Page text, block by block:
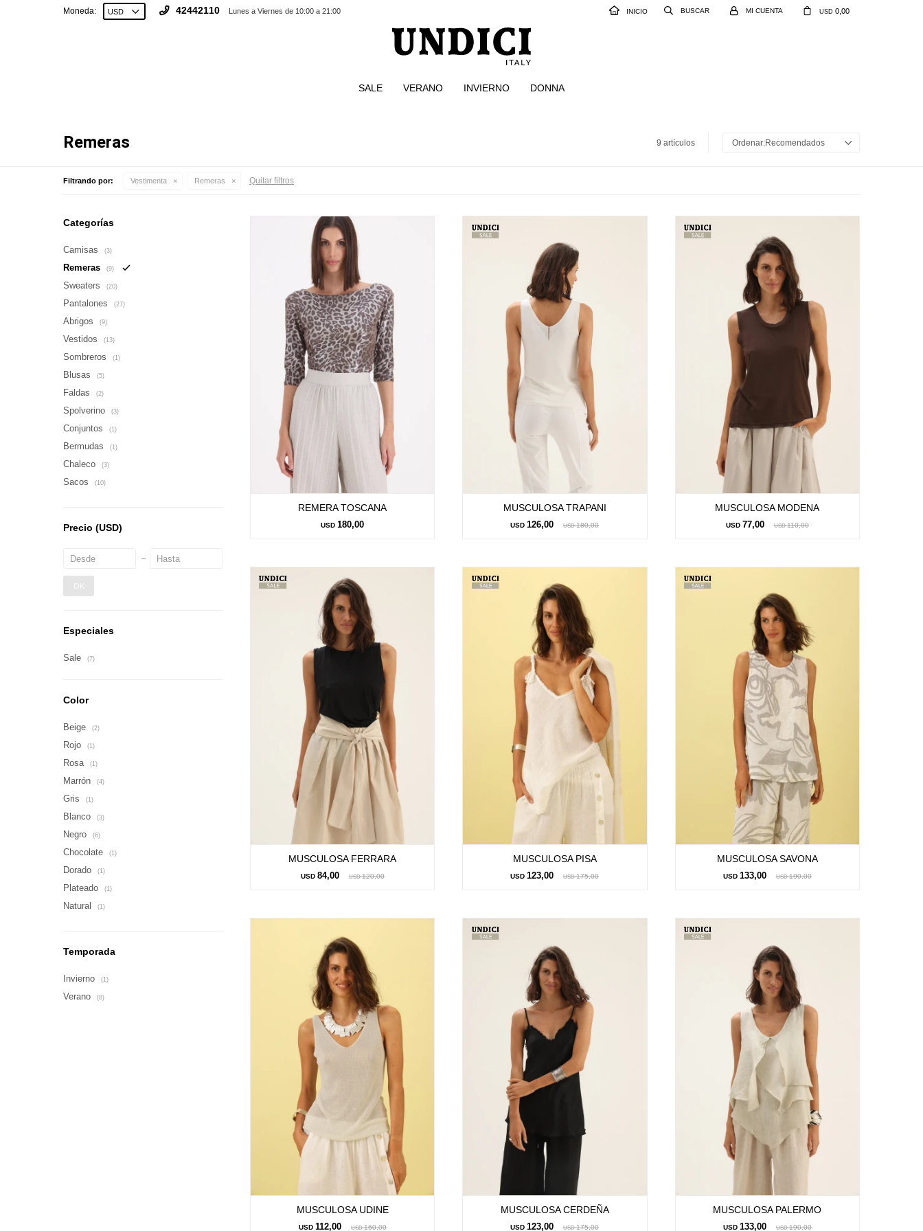
SALE VERANO INVIERNO DONNA
INICIO USD 0,00
42442110 Lunes a Viernes de 10:00 a 21:00
Moneda:
Remeras 9 artículos Recomendados
Filtrando por: Vestimenta Remeras Quitar filtros
REMERA TOSCANA
USD 180,00
MUSCULOSA TRAPANI
USD 126,00 USD 180,00
MUSCULOSA MODENA
USD 77,00 USD 110,00
MUSCULOSA FERRARA
USD 84,00 USD 120,00
MUSCULOSA PISA
USD 123,00 USD 175,00
MUSCULOSA SAVONA
USD 133,00 USD 190,00
MUSCULOSA UDINE
USD 112,00 USD 160,00
MUSCULOSA CERDEÑA
USD 123,00 USD 175,00
MUSCULOSA PALERMO
USD 133,00 USD 190,00
Categorías
Camisas (3)
Remeras (9)
Sweaters (20)
Pantalones (27)
Abrigos (9)
Vestidos (13)
Sombreros (1)
Blusas (5)
Faldas (2)
Spolverino (3)
Conjuntos (1)
Bermudas (1)
Chaleco (3)
Sacos (10)
Precio (USD)
OK
Especiales
Sale (7)
Color
Beige (2)
Rojo (1)
Rosa (1)
Marrón (4)
Gris (1)
Blanco (3)
Negro (6)
Chocolate (1)
Dorado (1)
Plateado (1)
Natural (1)
Temporada
Invierno (1)
Verano (8)